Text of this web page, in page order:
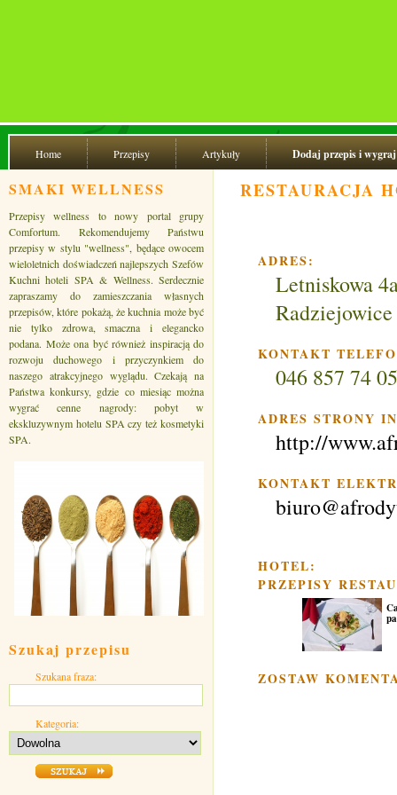
Home Przepisy Artykuły Dodaj przepis i wygraj
SMAKI WELLNESS
Przepisy wellness to nowy portal grupy
Comfortum. Rekomendujemy Państwu
przepisy w stylu "wellness", będące owocem
wieloletnich doświadczeń najlepszych Szefów
Kuchni hoteli SPA & Wellness. Serdecznie
zapraszamy do zamieszczania własnych
przepisów, które pokażą, że kuchnia może być
nie tylko zdrowa, smaczna i elegancko
podana. Może ona być również inspiracją do
rozwoju duchowego i przyczynkiem do
naszego atrakcyjnego wyglądu. Czekają na
Państwa konkursy, gdzie co miesiąc można
wygrać cenne nagrody: pobyt w
ekskluzywnym hotelu SPA czy też kosmetyki
SPA.
Szukaj przepisu
Szukana fraza:
Kategoria:
RESTAURACJA
ADRES:
Letniskowa
KONTAKT
046 857 74 05
ADRES STRONY
http://
KONTAKT
HOTEL:
PRZEPISY
ZOSTAW